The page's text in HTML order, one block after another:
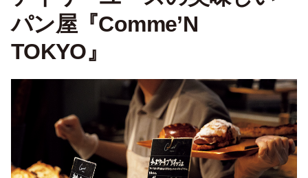
パン屋『Comme’N
TOKYO』